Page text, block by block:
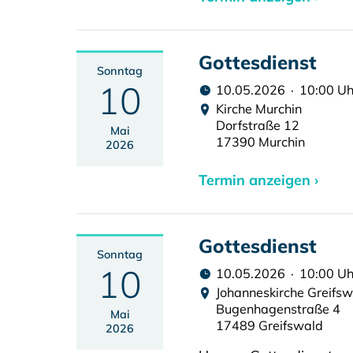
Sonntag
10
Mai
2026
Gottesdienst
10.05.2026 · 10:00
Kirche Murchin
Dorfstraße 12
17390 Murchin
Termin anzeigen ›
Sonntag
10
Mai
2026
Gottesdienst
10.05.2026 · 10:00
Johanneskirche
Bugenhagenstraße 4
17489 Greifswald